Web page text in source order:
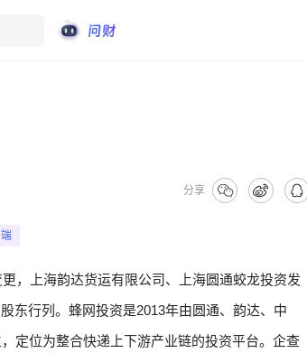
分享
端
，上海韵达货运有限公司、上海圆通蛟龙投资发
东行列。蜂网投资是2013年由圆通、韵达、中
定位为整合快递上下游产业链的投资平台。企查